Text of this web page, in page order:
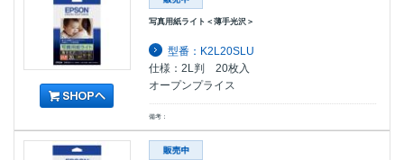
写真用紙ライト＜薄手光沢＞
型番：K2L20SLU
仕様：2L判 20枚入
オープンプライス
備考：